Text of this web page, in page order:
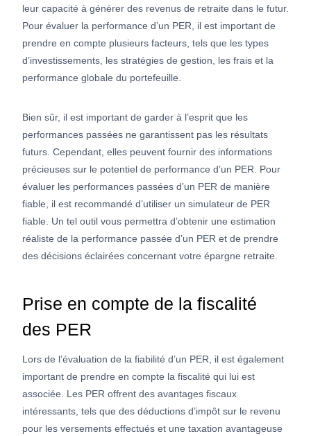
leur capacité à générer des revenus de retraite dans le futur.
Pour évaluer la performance d’un PER, il est important de
prendre en compte plusieurs facteurs, tels que les types
d’investissements, les stratégies de gestion, les frais et la
performance globale du portefeuille.
Bien sûr, il est important de garder à l’esprit que les
performances passées ne garantissent pas les résultats
futurs. Cependant, elles peuvent fournir des informations
précieuses sur le potentiel de performance d’un PER. Pour
évaluer les performances passées d’un PER de manière
fiable, il est recommandé d’utiliser un simulateur de PER
fiable. Un tel outil vous permettra d’obtenir une estimation
réaliste de la performance passée d’un PER et de prendre
des décisions éclairées concernant votre épargne retraite.
Prise en compte de la fiscalité
des PER
Lors de l’évaluation de la fiabilité d’un PER, il est également
important de prendre en compte la fiscalité qui lui est
associée. Les PER offrent des avantages fiscaux
intéressants, tels que des déductions d’impôt sur le revenu
pour les versements effectués et une taxation avantageuse